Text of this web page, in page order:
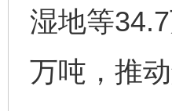
湿地等
万吨，推